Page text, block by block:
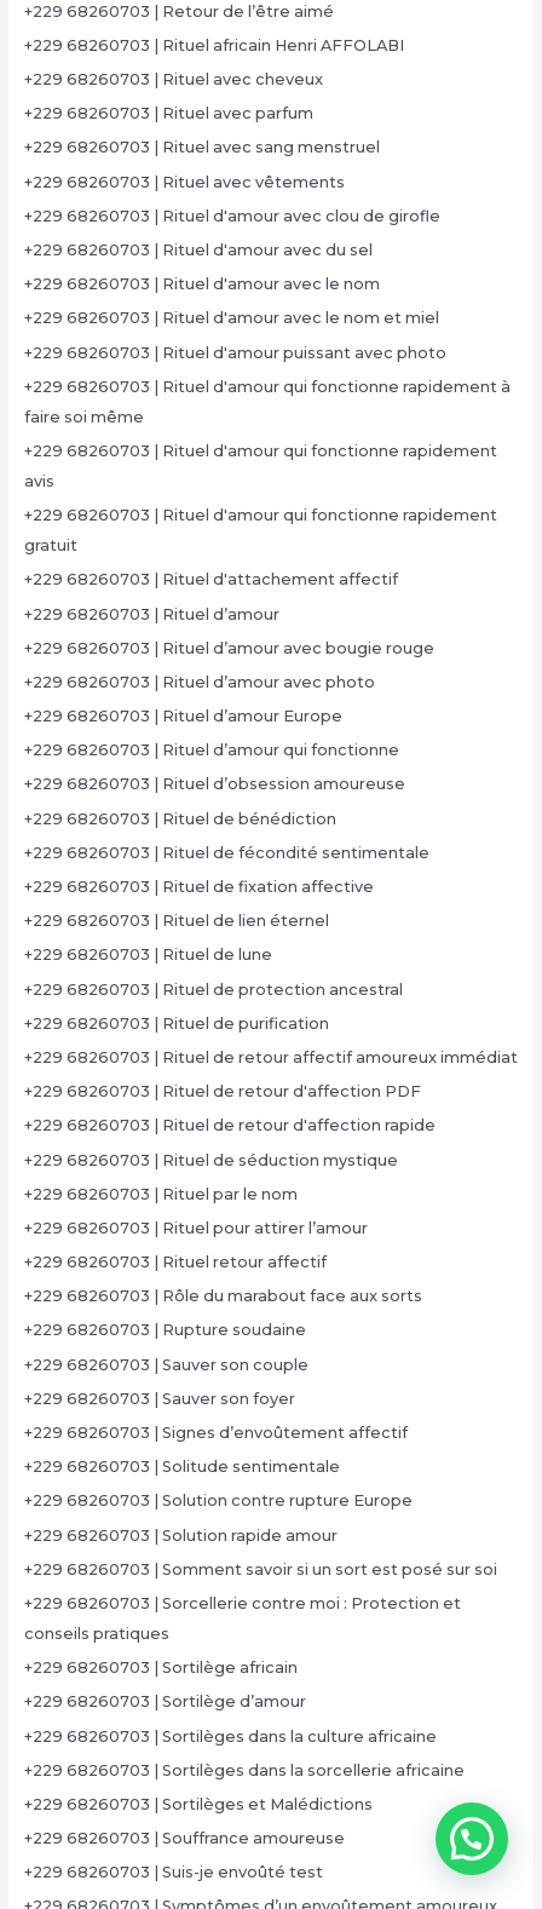
+229 68260703 | Retour de l’être aimé
+229 68260703 | Rituel africain Henri AFFOLABI
+229 68260703 | Rituel avec cheveux
+229 68260703 | Rituel avec parfum
+229 68260703 | Rituel avec sang menstruel
+229 68260703 | Rituel avec vêtements
+229 68260703 | Rituel d'amour avec clou de girofle
+229 68260703 | Rituel d'amour avec du sel
+229 68260703 | Rituel d'amour avec le nom
+229 68260703 | Rituel d'amour avec le nom et miel
+229 68260703 | Rituel d'amour puissant avec photo
+229 68260703 | Rituel d'amour qui fonctionne rapidement à
faire soi même
+229 68260703 | Rituel d'amour qui fonctionne rapidement
avis
+229 68260703 | Rituel d'amour qui fonctionne rapidement
gratuit
+229 68260703 | Rituel d'attachement affectif
+229 68260703 | Rituel d’amour
+229 68260703 | Rituel d’amour avec bougie rouge
+229 68260703 | Rituel d’amour avec photo
+229 68260703 | Rituel d’amour Europe
+229 68260703 | Rituel d’amour qui fonctionne
+229 68260703 | Rituel d’obsession amoureuse
+229 68260703 | Rituel de bénédiction
+229 68260703 | Rituel de fécondité sentimentale
+229 68260703 | Rituel de fixation affective
+229 68260703 | Rituel de lien éternel
+229 68260703 | Rituel de lune
+229 68260703 | Rituel de protection ancestral
+229 68260703 | Rituel de purification
+229 68260703 | Rituel de retour affectif amoureux immédiat
+229 68260703 | Rituel de retour d'affection PDF
+229 68260703 | Rituel de retour d'affection rapide
+229 68260703 | Rituel de séduction mystique
+229 68260703 | Rituel par le nom
+229 68260703 | Rituel pour attirer l’amour
+229 68260703 | Rituel retour affectif
+229 68260703 | Rôle du marabout face aux sorts
+229 68260703 | Rupture soudaine
+229 68260703 | Sauver son couple
+229 68260703 | Sauver son foyer
+229 68260703 | Signes d’envoûtement affectif
+229 68260703 | Solitude sentimentale
+229 68260703 | Solution contre rupture Europe
+229 68260703 | Solution rapide amour
+229 68260703 | Somment savoir si un sort est posé sur soi
+229 68260703 | Sorcellerie contre moi : Protection et
conseils pratiques
+229 68260703 | Sortilège africain
+229 68260703 | Sortilège d’amour
+229 68260703 | Sortilèges dans la culture africaine
+229 68260703 | Sortilèges dans la sorcellerie africaine
+229 68260703 | Sortilèges et Malédictions
+229 68260703 | Souffrance amoureuse
+229 68260703 | Suis-je envoûté test